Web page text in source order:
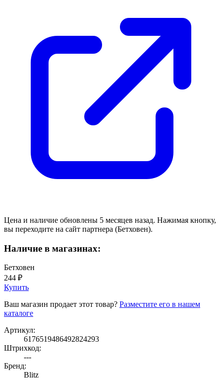
Цена и наличие обновлены 5 месяцев назад. Нажимая кнопку,
вы переходите на сайт партнера (Бетховен).
Наличие в магазинах:
Бетховен
244 ₽
Купить
Ваш магазин продает этот товар? Разместите его в нашем
каталоге
Артикул:
6176519486492824293
Штрихкод:
---
Бренд:
Blitz